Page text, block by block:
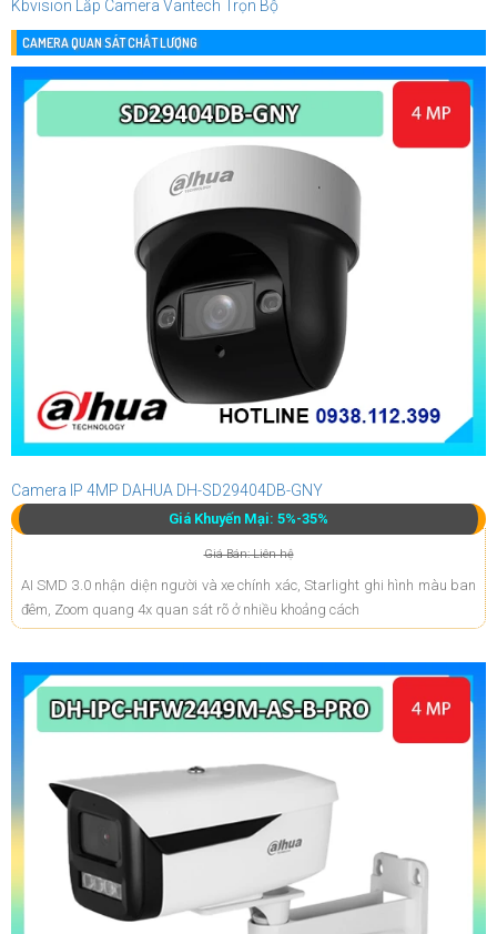
Kbvision Lắp Camera Vantech Trọn Bộ
CAMERA QUAN SÁT CHẤT LƯỢNG
Camera IP 4MP DAHUA DH-SD29404DB-GNY
Giá Khuyến Mại: 5%-35%
Giá Bán: Liên hệ
AI SMD 3.0 nhận diện người và xe chính xác, Starlight ghi hình màu ban
đêm, Zoom quang 4x quan sát rõ ở nhiều khoảng cách